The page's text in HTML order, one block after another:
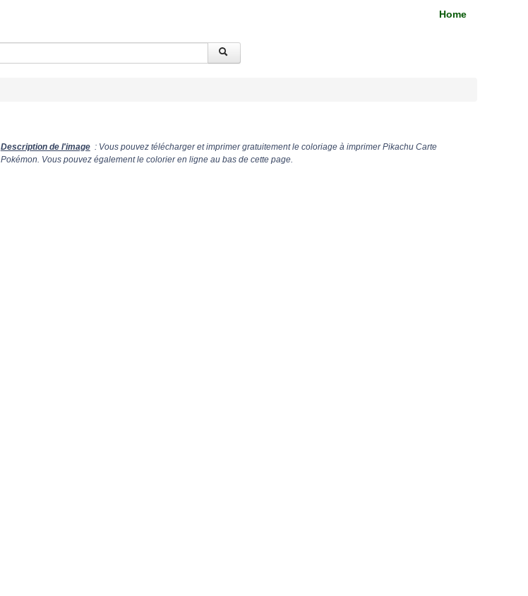
Home
Description de l'image : Vous pouvez télécharger et imprimer gratuitement le coloriage à imprimer Pikachu Carte
Pokémon. Vous pouvez également le colorier en ligne au bas de cette page.